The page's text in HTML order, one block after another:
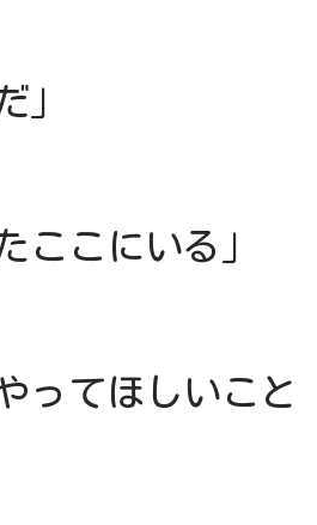
」
ここにいる」
ってほしいこと